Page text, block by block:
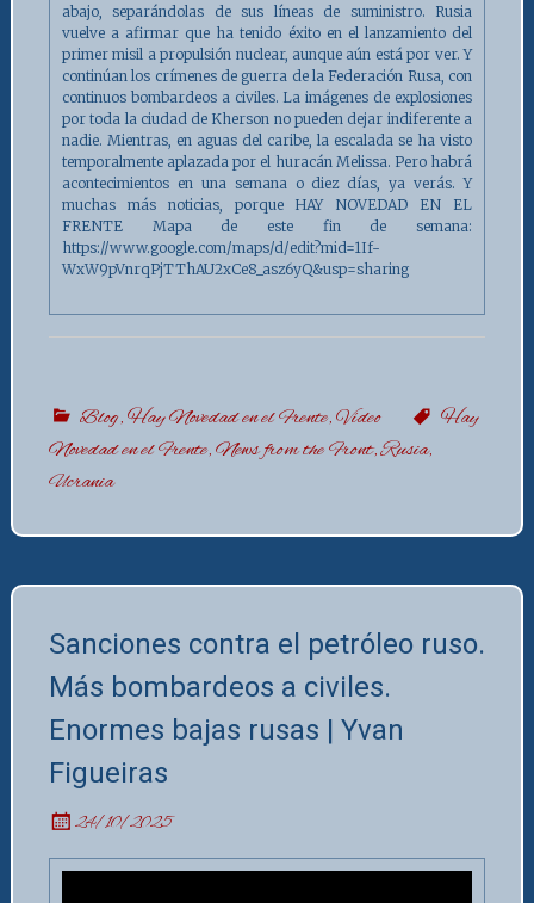
abajo, separándolas de sus líneas de suministro. Rusia
vuelve a afirmar que ha tenido éxito en el lanzamiento del
primer misil a propulsión nuclear, aunque aún está por ver. Y
continúan los crímenes de guerra de la Federación Rusa, con
continuos bombardeos a civiles. La imágenes de explosiones
por toda la ciudad de Kherson no pueden dejar indiferente a
nadie. Mientras, en aguas del caribe, la escalada se ha visto
temporalmente aplazada por el huracán Melissa. Pero habrá
acontecimientos en una semana o diez días, ya verás. Y
muchas más noticias, porque HAY NOVEDAD EN EL
FRENTE Mapa de este fin de semana:
https://www.google.com/maps/d/edit?mid=1If-
WxW9pVnrqPjTThAU2xCe8_asz6yQ&usp=sharing
Blog,Hay Novedad en el Frente,Vídeo
Hay
Novedad en el Frente,News from the Front,Rusia,
Ucrania
Sanciones contra el petróleo ruso.
Más bombardeos a civiles.
Enormes bajas rusas | Yvan
Figueiras
24/10/2025